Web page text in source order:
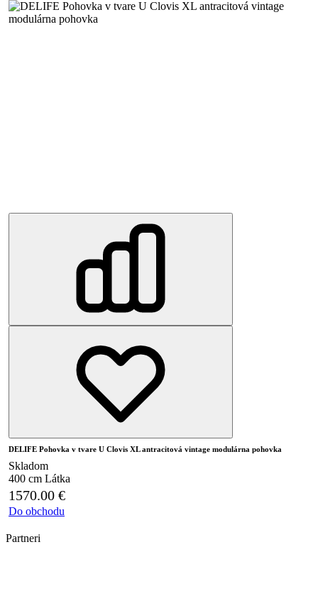
DELIFE Pohovka v tvare U Clovis XL antracitová vintage modulárna pohovka
Skladom
400 cm Látka
1570.00 €
Do obchodu
Partneri